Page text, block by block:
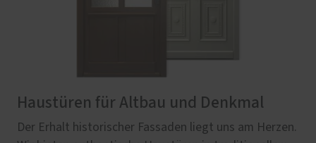
Haustüren für Altbau und Denkmal
Der Erhalt historischer Fassaden liegt uns am Herzen.